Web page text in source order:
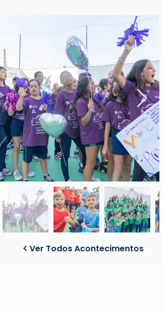
Ver Todos Acontecimentos